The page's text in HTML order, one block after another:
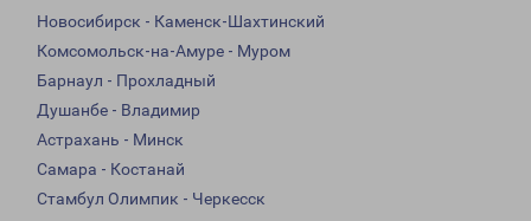
Новосибирск - Каменск-Шахтинский
Комсомольск-на-Амуре - Муром
Барнаул - Прохладный
Душанбе - Владимир
Астрахань - Минск
Самара - Костанай
Стамбул Олимпик - Черкесск